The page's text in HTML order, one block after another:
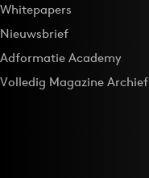
Whitepapers
Nieuwsbrief
Adformatie Academy
Volledig Magazine Archief